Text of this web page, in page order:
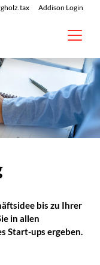
Addison Login
bis zu Ihrer
in allen
Start-ups ergeben.